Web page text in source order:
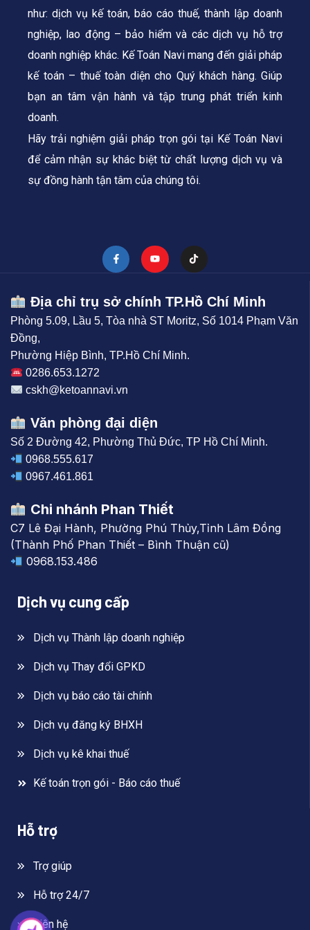
như: dịch vụ kế toán, báo cáo thuế, thành lập doanh
nghiệp, lao động – bảo hiểm và các dịch vụ hỗ trợ
doanh nghiệp khác. Kế Toán Navi mang đến giải pháp
kế toán – thuế toàn diện cho Quý khách hàng. Giúp
bạn an tâm vận hành và tập trung phát triển kinh
doanh.
Hãy trải nghiệm giải pháp trọn gói tại Kế Toán Navi
để cảm nhận sự khác biệt từ chất lượng dịch vụ và
sự đồng hành tận tâm của chúng tôi.
Địa chỉ trụ sở chính TP.Hồ Chí Minh
Phòng 5.09, Lầu 5, Tòa nhà ST Moritz, Số 1014 Phạm Văn
Đồng,
Phường Hiệp Bình, TP.Hồ Chí Minh.
0286.653.1272
cskh@ketoannavi.vn
Văn phòng đại diện
Số 2 Đường 42, Phường Thủ Đức, TP Hồ Chí Minh.
0968.555.617
0967.461.861
Chi nhánh Phan Thiết
C7 Lê Đại Hành, Phường Phú Thủy,Tỉnh Lâm Đồng
(Thành Phố Phan Thiết – Bình Thuận cũ)
0968.153.486
Dịch vụ cung cấp
Dịch vụ Thành lập doanh nghiệp
Dịch vụ Thay đổi GPKD
Dịch vụ báo cáo tài chính
Dịch vụ đăng ký BHXH
Dịch vụ kê khai thuế
Kế toán trọn gói - Báo cáo thuế
Hỗ trợ
Trợ giúp
Hỗ trợ 24/7
Liên hệ